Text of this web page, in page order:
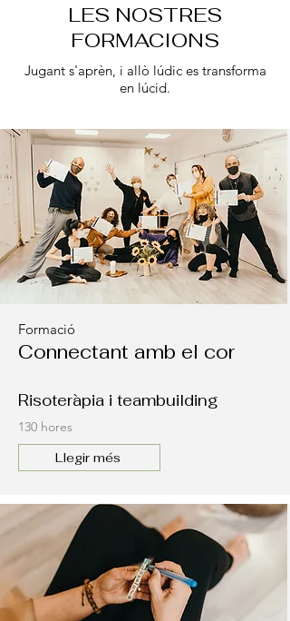
LES NOSTRES
FORMACIONS
Jugant s'aprèn, i allò lúdic es transforma
en lúcid.
Formació
Connectant amb el cor
Risoteràpia i teambuilding
130 hores
Llegir més